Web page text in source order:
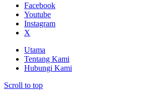
Facebook
Youtube
Instagram
X
Utama
Tentang Kami
Hubungi Kami
Scroll to top